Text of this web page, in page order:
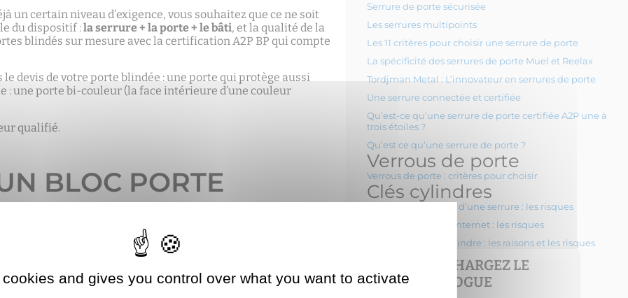
un certain niveau d’exigence, vous souhaitez que ce ne soit
du dispositif :la serrure + la porte + le bâti, et la qualité de la
blindés sur mesure avec la certification A2P BP qui compte
devis de votre porte blindée : une porte qui protège aussi
une porte bi-couleur (la face intérieure d’une couleur
qualifié.
BLOC PORTE
MESURE CERTIFIE BP
POSE
Serrure de porte sécurisée
Les serrures multipoints
Les 11 critères pour choisir une serrure de porte
La spécificité des serrures de porte Muel et Reelax
Tordjman Metal : L’innovateur en serrures de porte
Une serrure connectée et certifiée
Qu’est-ce qu’une serrure de porte certifiée A2P une à
trois étoiles ?
Qu’est ce qu’une serrure de porte ?
Verrous de porte
Verrous de porte : critères pour choisir
Clés cylindres
Changer le cylindre d’une serrure : les risques
Doubles de clé sur internet : les risques
Changement de cylindre : les raisons et les risques
TÉLÉCHARGEZ LE
CATALOGUE
and gives you control over what you want to activate